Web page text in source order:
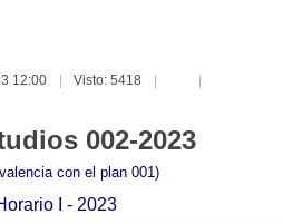
12:00 Visto: 5418
002-2023
con el plan 001)
I - 2023